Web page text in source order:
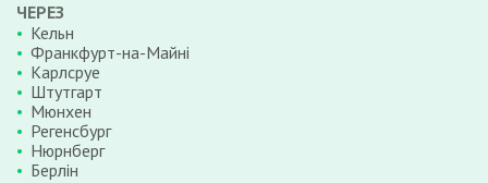
ЧЕРЕЗ
Кельн
Франкфурт-на-Майні
Карлсруе
Штутгарт
Мюнхен
Регенсбург
Нюрнберг
Берлін